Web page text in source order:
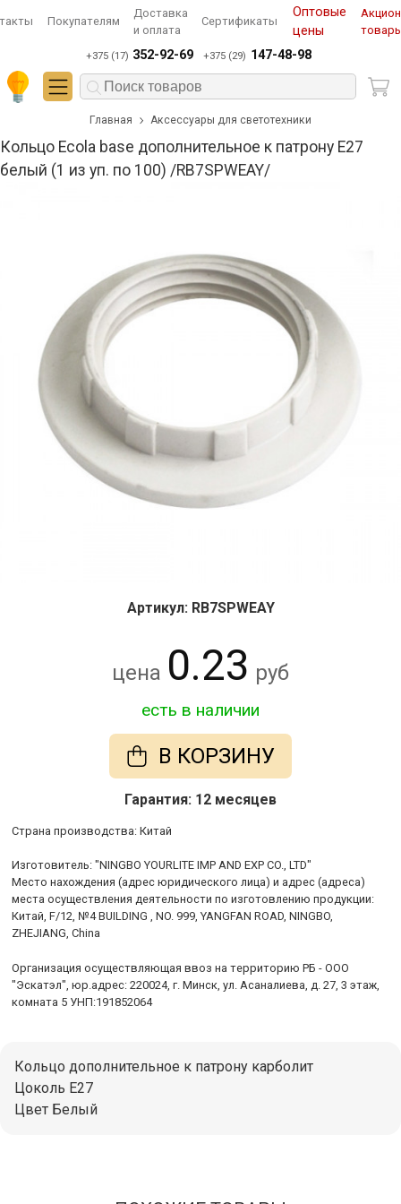
Покупателям
Доставка
и оплата
Сертификаты
Оптовые
цены
+375 (17) 352-92-69 +375 (29) 147-48-98
Главная Аксессуары для светотехники
Кольцо Ecola base дополнительное к патрону E27
белый (1 из уп. по 100) /RB7SPWEAY/
Артикул: RB7SPWEAY
цена 0.23 руб
есть в наличии
В КОРЗИНУ
Гарантия: 12 месяцев
Cтрана производства: Китай
Изготовитель: "NINGBO YOURLITE IMP AND EXP CO., LTD"
Место нахождения (адрес юридического лица) и адрес (адреса)
места осуществления деятельности по изготовлению продукции:
Китай, F/12, №4 BUILDING , NO. 999, YANGFAN ROAD, NINGBO,
ZHEJIANG, China
Организация осуществляющая ввоз на территорию РБ - ООО
"Эскатэл", юр.адрес: 220024, г. Минск, ул. Асаналиева, д. 27, 3 этаж,
комната 5 УНП:191852064
Кольцо дополнительное к патрону карболит
Цоколь E27
Цвет Белый